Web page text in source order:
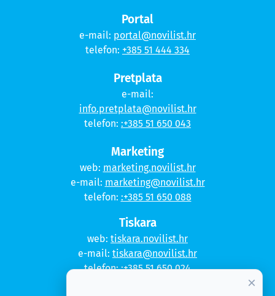
Portal
e-mail: portal@novilist.hr
telefon: +385 51 444 334
Pretplata
e-mail:
info.pretplata@novilist.hr
telefon: :+385 51 650 043
Marketing
web: marketing.novilist.hr
e-mail: marketing@novilist.hr
telefon: :+385 51 650 088
Tiskara
web: tiskara.novilist.hr
e-mail: tiskara@novilist.hr
telefon::+385 51 650 024
×